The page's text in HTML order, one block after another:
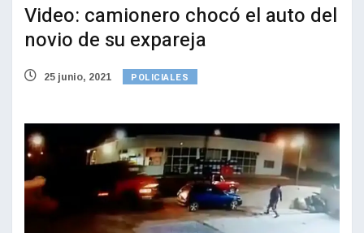
Video: camionero chocó el auto del
novio de su expareja
25 junio, 2021 POLICIALES